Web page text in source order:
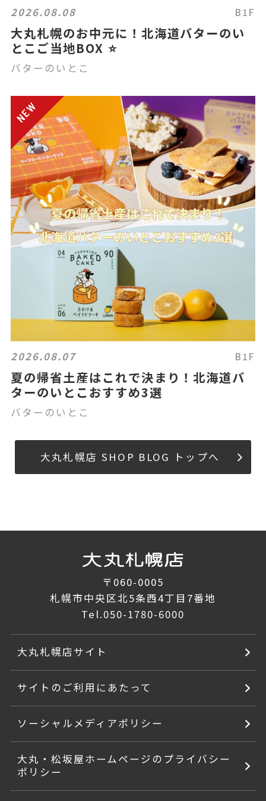
2026.08.08 B1F
大丸札幌のお中元に！北海道バターのい
とこご当地BOX ⭐️
バターのいとこ
2026.08.07 B1F
夏の帰省土産はこれで決まり！北海道バ
ターのいとこおすすめ3選
バターのいとこ
大丸札幌店 SHOP BLOG トップへ
〒060-0005
札幌市中央区北5条西4丁目7番地
Tel.050-1780-6000
大丸札幌店サイト
サイトのご利用にあたって
ソーシャルメディアポリシー
大丸・松坂屋ホームページのプライバシー
ポリシー